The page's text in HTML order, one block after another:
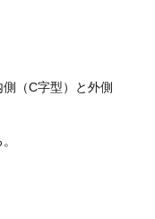
（C字型）と外側